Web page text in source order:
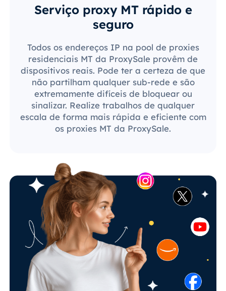
Serviço proxy MT rápido e
seguro
Todos os endereços IP na pool de proxies
residenciais MT da ProxySale provêm de
dispositivos reais. Pode ter a certeza de que
não partilham qualquer sub-rede e são
extremamente difíceis de bloquear ou
sinalizar. Realize trabalhos de qualquer
escala de forma mais rápida e eficiente com
os proxies MT da ProxySale.